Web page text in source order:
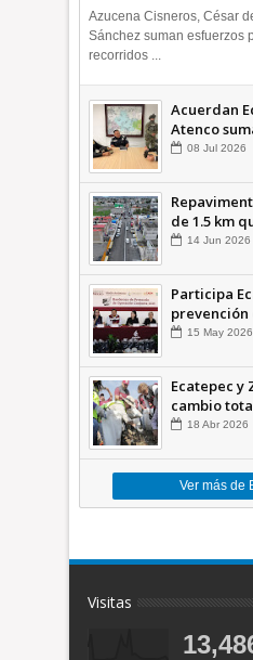
Azucena Cisneros, César
Sánchez suman esfuerzos
recorridos ...
Acuerdan
Atenco
seguridad
08 Jul 2026
de 1.5 km
14 Jun 2026
Participa
prevención
15 May 2026
Ecatepec y
cambio
conjunto:
18 Abr 2026
Ver más de
Visitas